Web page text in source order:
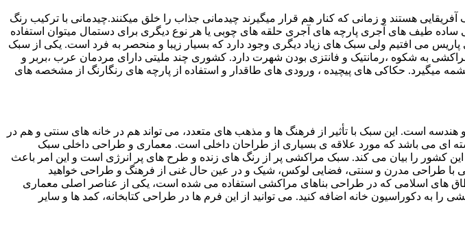
هستند و زمانی که کنار هم قرار میگیرند چیدمانی جذاب را خلق میکنند.چیدمانی با ترکیب رنگ
طیف های آجری پارچه های آجری حلقه های چوبی یا هر نوع دیگری برای دستمال میتوان استفاده
می افتیم ولی سبک های زیاد دیگری وجود دارد که بسیار زیبا و منحصر به فرد است. یکی از سبک
به شکوه ،رمانتیک و فانتزی بودن شهرت دارد. کشوری چند ملیتی دارای مردمان عرب ،بربر و
میگیرد. حکاکی های پیچیده ، ورودی های طاقدار و استفاده از پارچه های رنگارنگ از مشخصه های
است. این سبک با تأثیر از فرهنگ ها و مذهب های متعدد، می تواند هم در خانه های سنتی و هم در
ای می باشد که مورد علاقه ی بسیاری از طراحان داخلی است. معماری و طراحی داخلی سبک
کشور را بیان می کند. سبک مراکشی پر از رنگ های زنده و طرح های پر انرژی است و این امر باعث
با طراحی مدرن و سنتی، فضایی لوکس، شیک و در عین حال غنی از فرهنگ و طراحی خواهید
اسلامی که در طراحی بناهای مراکشی استفاده می شده است، یکی از عناصر اصلی معماری
دکوراسیون خانه اضافه کنید. می توانید از این فرم ها در طراحی کتابخانه، کمد ها و سایر